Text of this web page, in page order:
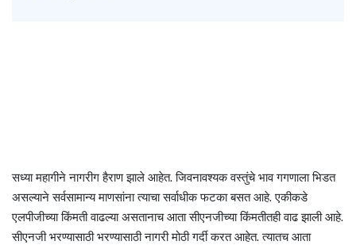
सध्या महागीने नागरीग हैराण झाले आहेत. जिवनावश्यक वस्तुंचे भाव गगणाला भिडत
असल्याने सर्वसामान्य माणसांना त्याचा सर्वाधीक फटका बसत आहे. एकीकडे
एलपीजीच्या किंमती वाढल्या असतानाच आता सीएनजीच्या किंमतीतही वाढ झाली आहे.
सीएनजी भरण्यासाठी भरण्यासाठी नागरी मोठी गर्दी करत आहेत. त्यातच आता